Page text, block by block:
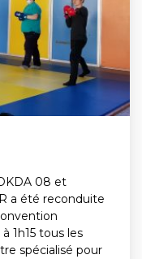
08 et
a été reconduite
1h15 tous les
spécialisé pour